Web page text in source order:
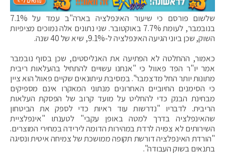
שלשום פורסם כי שיעור האינפלציה בארה"ב עמד על 7.1%
בנובמבר, לעומת 7.7% באוקטובר. שני נתונים אלה נמוכים מציפיות
השוק, שכן ביוני הגיעה האינפלציה ל-9.1%, שיא של 40 שנה.
כאמור, ההחלטה לא הפתיעה את האנליסטים, שכן בסוף נובמבר
אמר יו"ר הפד פאוול כי "אנחנו עשויים להתחיל בהעלאות ריבית
מתונות יותר החל מדצמבר". במסיבת עיתונאים שקיים פאוול הוא ציין
כי הסימנים החיוביים האחרונים מנתוני המאקרו אינם מספיקים
מבחינת הבנק כדי להחליט על מועד קרוב של הפסקת העלאות
הריבית. לדבריו "נדרשות עוד ראיות כדי לספק את הביטחון
שהאינפלציה בדרך למטה באופן עקבי" לטענתו "אינפלציית
השירותים לא צפויה לרדת במהירות הדומה לירידה במחירי המוצרים.
"הורדת האינפלציה דורשת תקופה ממושכת של צמיחה איטית ונסיגה
בתנאים בשוק העבודה".